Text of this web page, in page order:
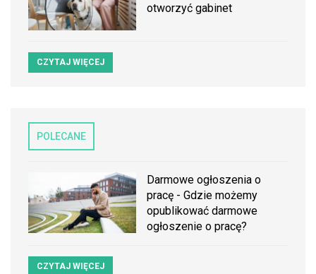
otworzyć gabinet
CZYTAJ WIĘCEJ
POLECANE
Darmowe ogłoszenia o
pracę - Gdzie możemy
opublikować darmowe
ogłoszenie o pracę?
CZYTAJ WIĘCEJ